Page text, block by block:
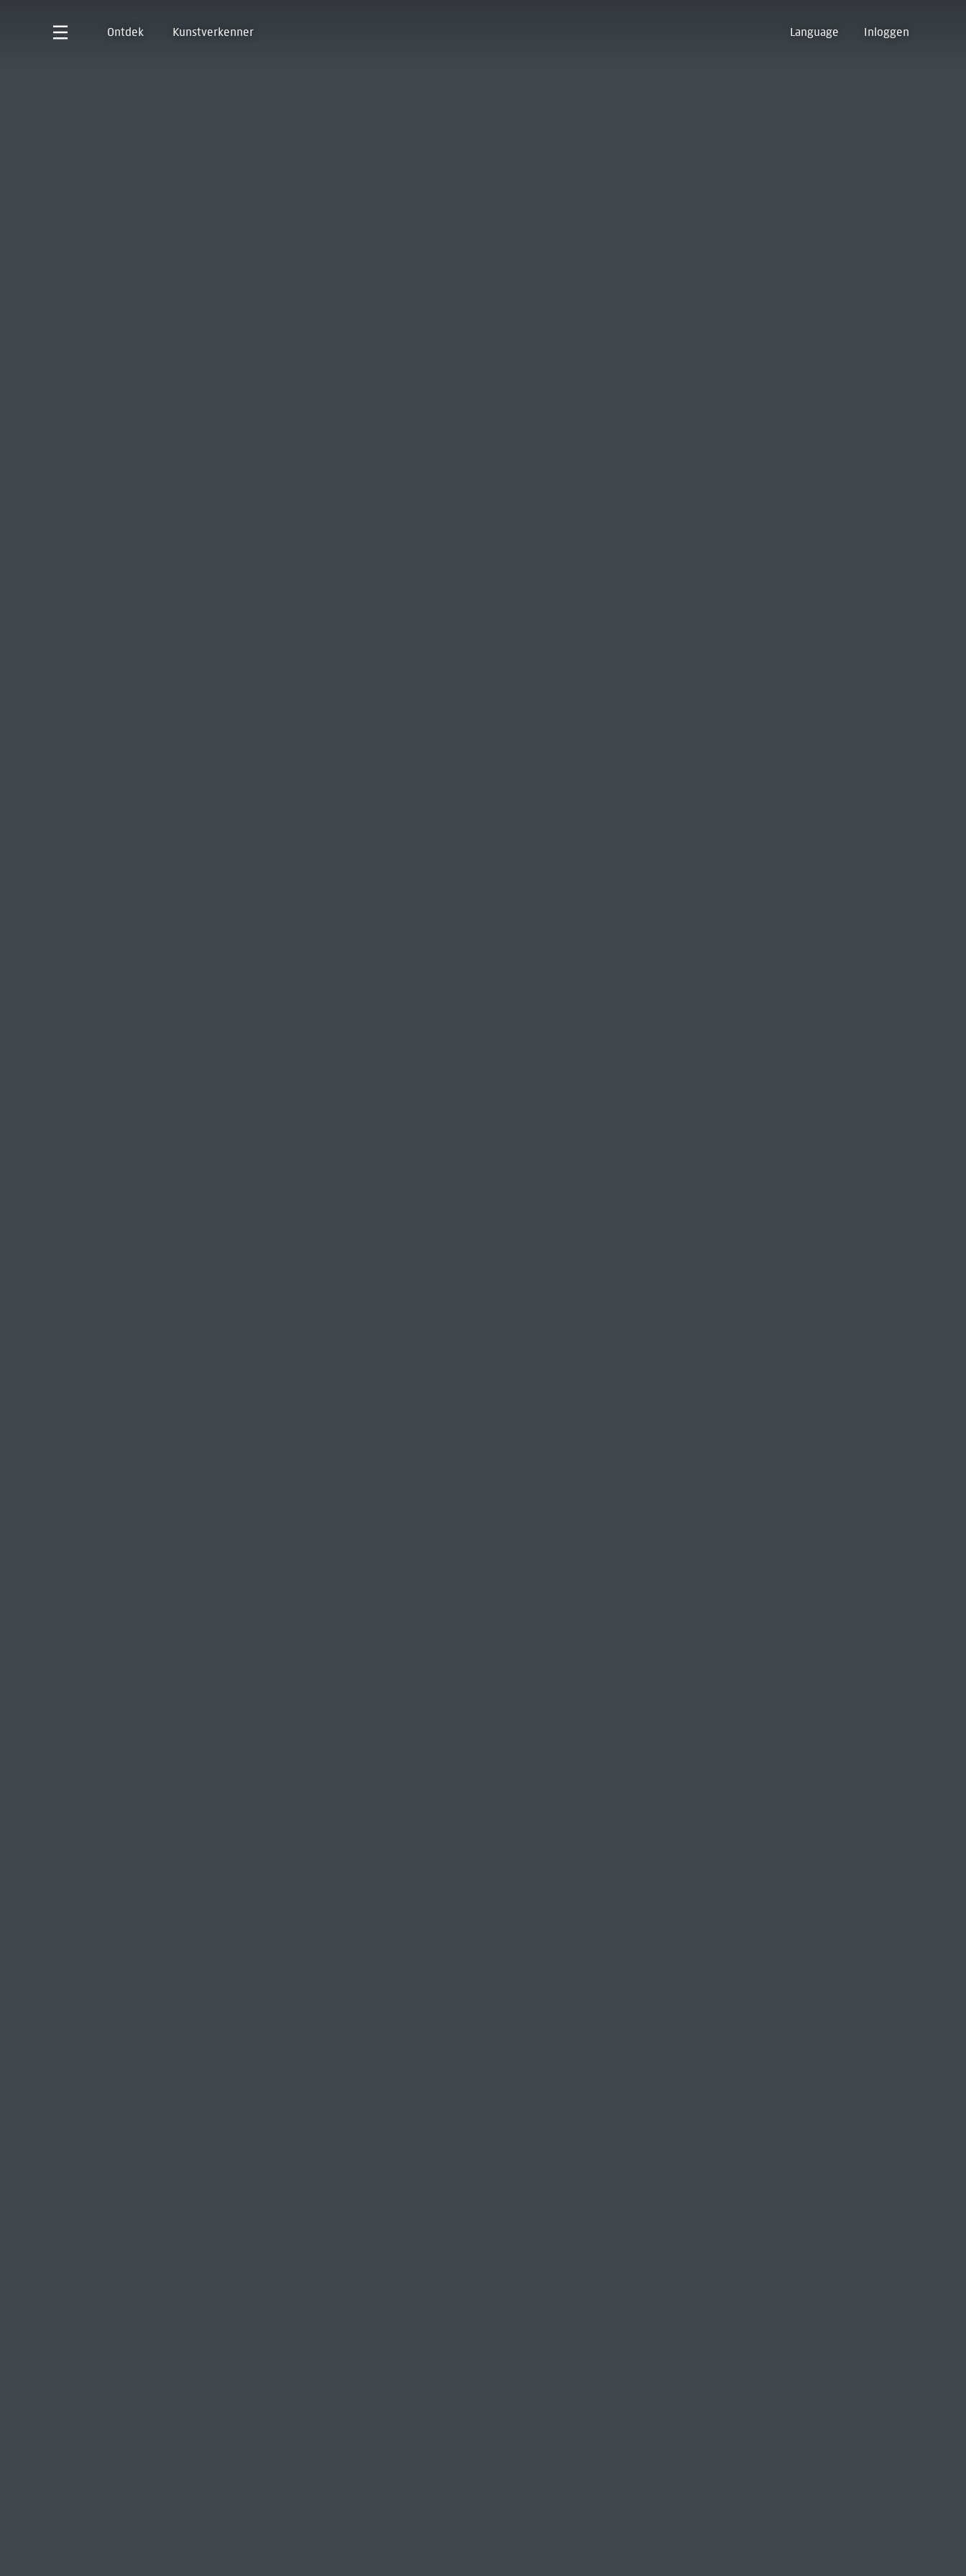
Ontdek Kunstverkenner Language Inloggen